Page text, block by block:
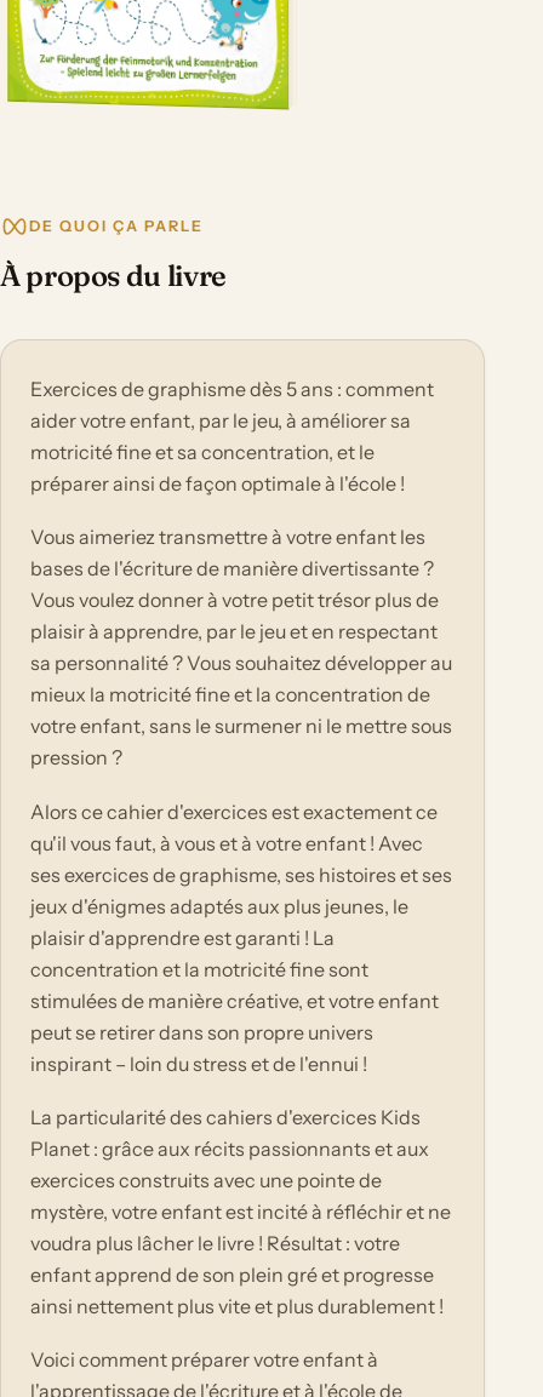
DE QUOI ÇA PARLE
À propos du livre
Exercices de graphisme dès 5 ans : comment
aider votre enfant, par le jeu, à améliorer sa
motricité fine et sa concentration, et le
préparer ainsi de façon optimale à l'école !
Vous aimeriez transmettre à votre enfant les
bases de l'écriture de manière divertissante ?
Vous voulez donner à votre petit trésor plus de
plaisir à apprendre, par le jeu et en respectant
sa personnalité ? Vous souhaitez développer au
mieux la motricité fine et la concentration de
votre enfant, sans le surmener ni le mettre sous
pression ?
Alors ce cahier d'exercices est exactement ce
qu'il vous faut, à vous et à votre enfant ! Avec
ses exercices de graphisme, ses histoires et ses
jeux d'énigmes adaptés aux plus jeunes, le
plaisir d'apprendre est garanti ! La
concentration et la motricité fine sont
stimulées de manière créative, et votre enfant
peut se retirer dans son propre univers
inspirant – loin du stress et de l'ennui !
La particularité des cahiers d'exercices Kids
Planet : grâce aux récits passionnants et aux
exercices construits avec une pointe de
mystère, votre enfant est incité à réfléchir et ne
voudra plus lâcher le livre ! Résultat : votre
enfant apprend de son plein gré et progresse
ainsi nettement plus vite et plus durablement !
Voici comment préparer votre enfant à
l'apprentissage de l'écriture et à l'école de